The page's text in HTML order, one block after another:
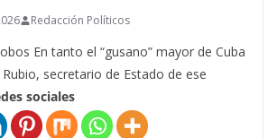
Redacción Políticos
En tanto el “gusano” mayor de Cuba
secretario de Estado de ese
sociales